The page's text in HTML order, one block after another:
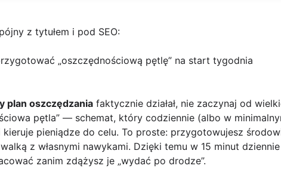
z tytułem i pod SEO:
„oszczędnościową pętlę” na start tygodnia
plan oszczędzania faktycznie działał, nie zaczynaj od
pętla” — schemat, który codziennie (albo w
pieniądze do celu. To proste: przygotowujesz
z własnymi nawykami. Dzięki temu w 15 minut
zanim zdążysz je „wydać po drodze”.